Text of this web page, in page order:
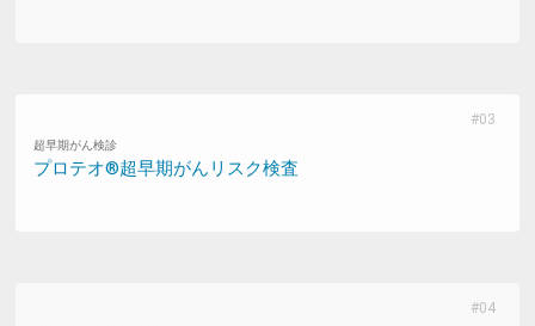
超早期がん検診
プロテオ®超早期がんリスク検査